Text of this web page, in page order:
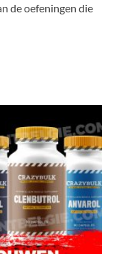
de oefeningen die